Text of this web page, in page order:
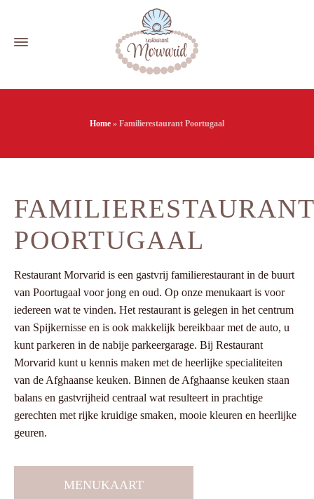
Home » Familierestaurant Poortugaal
FAMILIERESTAURANT
POORTUGAAL
Restaurant Morvarid is een gastvrij familierestaurant in de buurt
van Poortugaal voor jong en oud. Op onze menukaart is voor
iedereen wat te vinden. Het restaurant is gelegen in het centrum
van Spijkernisse en is ook makkelijk bereikbaar met de auto, u
kunt parkeren in de nabije parkeergarage. Bij Restaurant
Morvarid kunt u kennis maken met de heerlijke specialiteiten
van de Afghaanse keuken. Binnen de Afghaanse keuken staan
balans en gastvrijheid centraal wat resulteert in prachtige
gerechten met rijke kruidige smaken, mooie kleuren en heerlijke
geuren.
MENUKAART